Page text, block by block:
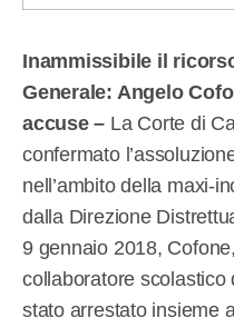
Inammissibile il
Generale: Angelo
accuse – La Corte di
confermato
nell’ambito della maxi-
dalla Direzione
9 gennaio 2018,
collaboratore scolastico
stato arrestato insieme